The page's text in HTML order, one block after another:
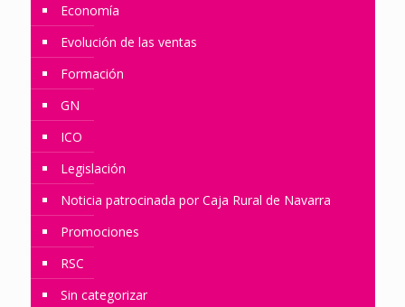
Economía
Evolución de las ventas
Formación
GN
ICO
Legislación
Noticia patrocinada por Caja Rural de Navarra
Promociones
RSC
Sin categorizar